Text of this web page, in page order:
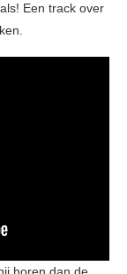
Een track over